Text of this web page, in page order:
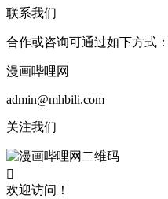
联系我们
合作或咨询可通过如下方式：
漫画哔哩网
admin@mhbili.com
关注我们

欢迎访问！